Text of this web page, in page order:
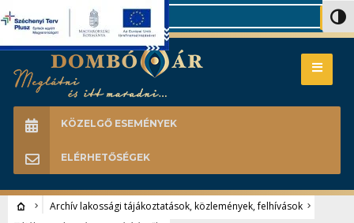
Search
KÖZELGŐ ESEMÉNYEK
ELÉRHETŐSÉGEK
Archív lakossági tájákoztatások, közlemények, felhívások